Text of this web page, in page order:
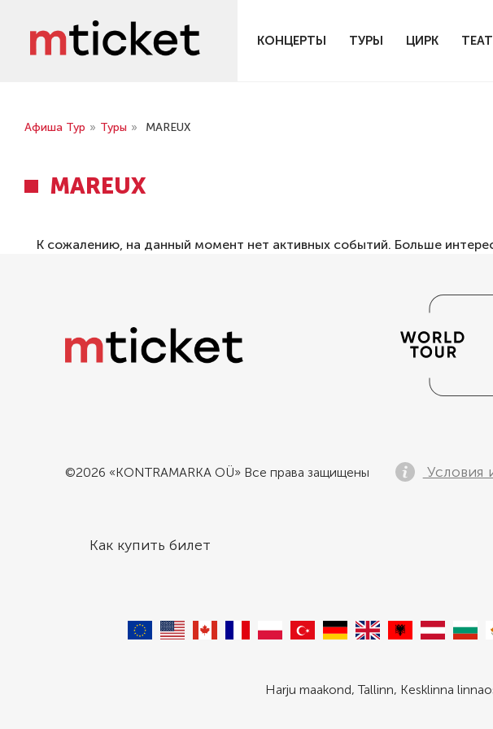
КОНЦЕРТЫ ТУРЫ ЦИРК
Афиша Тур » Туры » MAREUX
MAREUX
К сожалению, на данный момент нет активных событий. Больше
©2026 «KONTRAMARKA OÜ» Все права защищены Условия
Как купить билет
Harju maakond, Tallinn, Kesklinna